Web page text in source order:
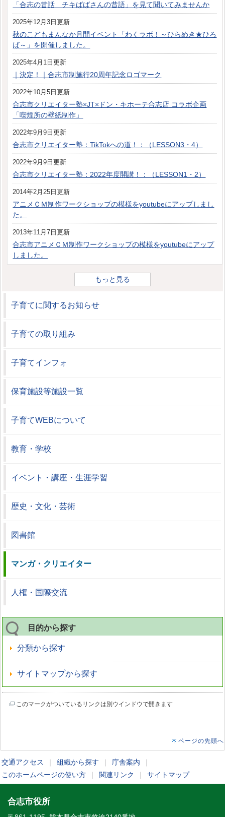
「合志の昔話 チキばばさんの昔語」を見て聞いてみませんか
2025年12月3日更新
秋のこどもまんなか月間イベント「わくラボ！～ひらめき★ひろ
ば～」を開催しました。
2025年4月1日更新
｜決定！｜合志市制施行20周年記念ロゴマーク
2022年10月5日更新
合志市クリエイター塾×JT×ドン・キホーテ合志店 コラボ企画
「喫煙所の壁紙制作」
2022年9月9日更新
合志市クリエイター塾：TikTokへの道！：（LESSON3・4）
2022年9月9日更新
合志市クリエイター塾：2022年度開講！：（LESSON1・2）
2014年2月25日更新
アニメＣＭ制作ワークショップの模様をyoutubeにアップしまし
た。
2013年11月7日更新
合志市アニメＣＭ制作ワークショップの模様をyoutubeにアップ
しました。
もっと見る
子育てに関するお知らせ
子育ての取り組み
子育てインフォ
保育施設等施設一覧
子育てWEBについて
教育・学校
イベント・講座・生涯学習
歴史・文化・芸術
図書館
マンガ・クリエイター
人権・国際交流
目的から探す
分類から探す
サイトマップから探す
このマークがついているリンクは別ウインドウで開きます
ページの先頭へ
交通アクセス 組織から探す 庁舎案内
このホームページの使い方
関連リンク サイトマップ
合志市役所